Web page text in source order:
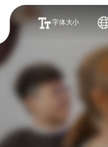
字体大小